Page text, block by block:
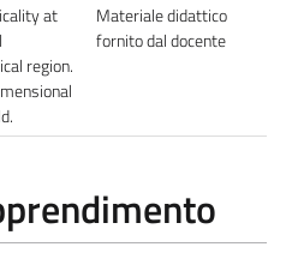
at
region.
Materiale didattico
fornito dal docente